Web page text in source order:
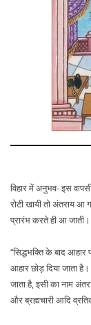
विहार में अनुभव- इस
रोटी खायी तो अंतराय
प्रारंभ करते ही आ जाती।
‘‘सिद्धभक्ति के बाद
आहार छोड़ दिया जाता
जाता है, इसी का नाम
और ब्रह्मचारी आदि